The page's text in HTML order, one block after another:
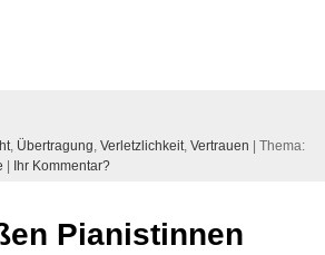
Übertragung Verletzlichkeit Vertrauen | Thema:
| Ihr Kommentar?
Pianistinnen